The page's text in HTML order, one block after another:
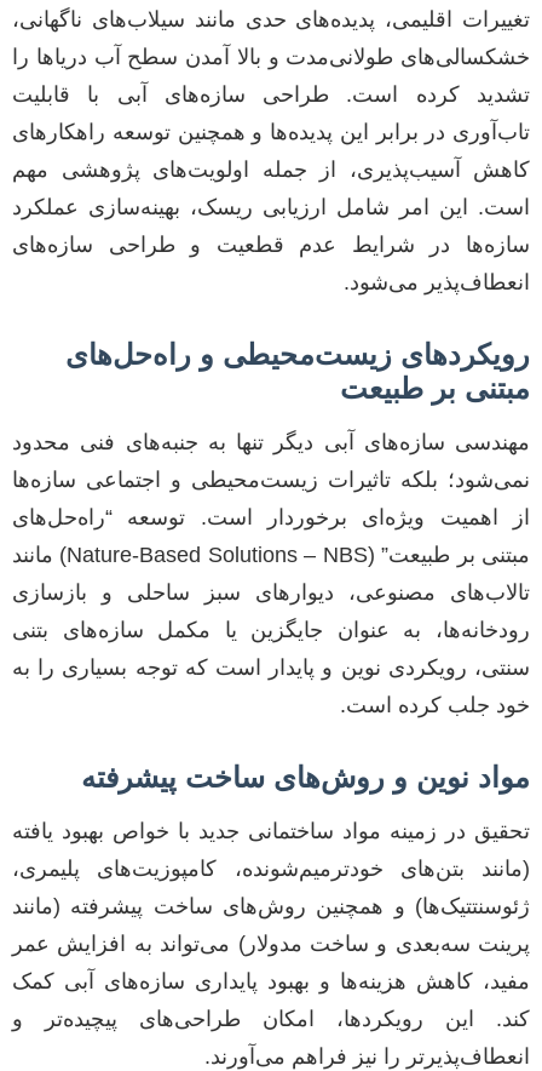
تغییرات اقلیمی، پدیده‌های حدی مانند سیلاب‌های ناگهانی،
خشکسالی‌های طولانی‌مدت و بالا آمدن سطح آب دریاها را
تشدید کرده است. طراحی سازه‌های آبی با قابلیت
تاب‌آوری در برابر این پدیده‌ها و همچنین توسعه راهکارهای
کاهش آسیب‌پذیری، از جمله اولویت‌های پژوهشی مهم
است. این امر شامل ارزیابی ریسک، بهینه‌سازی عملکرد
سازه‌ها در شرایط عدم قطعیت و طراحی سازه‌های
انعطاف‌پذیر می‌شود.
رویکردهای زیست‌محیطی و راه‌حل‌های
مبتنی بر طبیعت
مهندسی سازه‌های آبی دیگر تنها به جنبه‌های فنی محدود
نمی‌شود؛ بلکه تاثیرات زیست‌محیطی و اجتماعی سازه‌ها
از اهمیت ویژه‌ای برخوردار است. توسعه “راه‌حل‌های
مبتنی بر طبیعت” (Nature-Based Solutions – NBS) مانند
تالاب‌های مصنوعی، دیوارهای سبز ساحلی و بازسازی
رودخانه‌ها، به عنوان جایگزین یا مکمل سازه‌های بتنی
سنتی، رویکردی نوین و پایدار است که توجه بسیاری را به
خود جلب کرده است.
مواد نوین و روش‌های ساخت پیشرفته
تحقیق در زمینه مواد ساختمانی جدید با خواص بهبود یافته
(مانند بتن‌های خودترمیم‌شونده، کامپوزیت‌های پلیمری،
ژئوسنتتیک‌ها) و همچنین روش‌های ساخت پیشرفته (مانند
پرینت سه‌بعدی و ساخت مدولار) می‌تواند به افزایش عمر
مفید، کاهش هزینه‌ها و بهبود پایداری سازه‌های آبی کمک
کند. این رویکردها، امکان طراحی‌های پیچیده‌تر و
انعطاف‌پذیرتر را نیز فراهم می‌آورند.